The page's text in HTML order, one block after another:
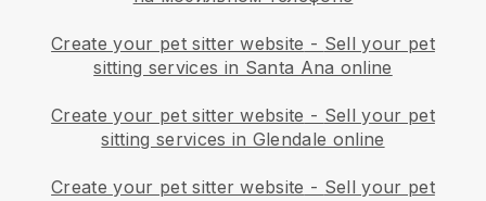
Create your pet sitter website - Sell your pet
sitting services in Santa Ana online
Create your pet sitter website - Sell your pet
sitting services in Glendale online
Create your pet sitter website - Sell your pet